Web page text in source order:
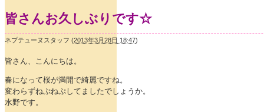
皆さんお久しぶりです☆
ネプテューヌスタッフ (2013年3月28日 18:47)
皆さん、こんにちは。
春になって桜が満開で綺麗ですね。
変わらずねぷねぷしてましたでしょうか。
水野です。